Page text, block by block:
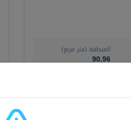
المنطقة (متر مربع)
90.96